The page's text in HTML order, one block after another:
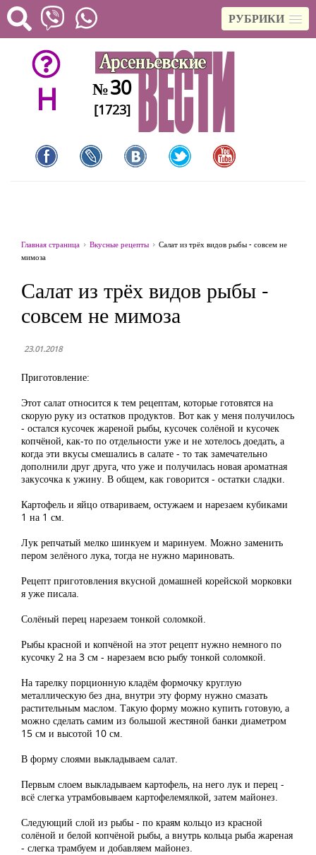
РУБРИКИ
H №30
[1723]
Главная страница Вкусные рецепты
Салат из трёх видов рыбы - совсем не
мимоза
Салат из трёх видов рыбы -
совсем не мимоза
23.01.2018
Приготовление:
Этот салат относится к тем рецептам, которые готовятся на
скорую руку из остатков продуктов. Вот как у меня получилось
- остался кусочек жареной рыбы, кусочек солёной и кусочек
копчёной, как-то по отдельности уже и не хотелось доедать, а
когда эти вкусы смешались в салате - то так замечательно
дополнили друг друга, что уже и получилась новая ароматная
закусочка к ужину. В общем, как говорится - остатки сладки.
Картофель и яйцо отвариваем, остужаем и нарезаем кубиками
1 на 1 см.
Лук репчатый мелко шинкуем и маринуем. Можно заменить
пером зелёного лука, тогда не нужно мариновать.
Рецепт приготовления вкусной домашней корейской морковки
я уже писала.
Солёный перец нарезаем тонкой соломкой.
Рыбы красной и копчёной на этот рецепт нужно немного по
кусочку 2 на 3 см - нарезаем всю рыбу тонкой соломкой.
На тарелку порционную кладём формочку круглую
металлическую без дна, внутри эту форму нужно смазать
растительным маслом. Такую форму можно купить готовую, а
можно сделать самим из большой жестяной банки диаметром
15 см и высотой 10 см.
В форму слоями выкладываем салат.
Первым слоем выкладываем картофель, на него лук и перец -
всё слегка утрамбовываем картофелемялкой, затем майонез.
Следующий слой из рыбы - по краям кольцо из красной
солёной и белой копчёной рыбы, а внутрь кольца рыба жареная
- слегка трамбуем и добавляем майонез.